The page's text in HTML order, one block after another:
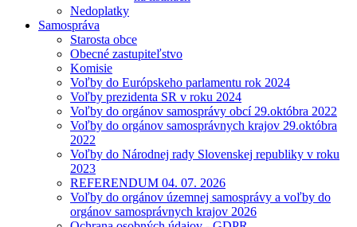
Nedoplatky
Samospráva
Starosta obce
Obecné zastupiteľstvo
Komisie
Voľby do Európskeho parlamentu rok 2024
Voľby prezidenta SR v roku 2024
Voľby do orgánov samosprávy obcí 29.októbra 2022
Voľby do orgánov samosprávnych krajov 29.októbra
2022
Voľby do Národnej rady Slovenskej republiky v roku
2023
REFERENDUM 04. 07. 2026
Voľby do orgánov územnej samosprávy a voľby do
orgánov samosprávnych krajov 2026